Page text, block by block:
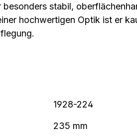
stabil,
hochwertigen Optik ist er
1928-224
235 mm